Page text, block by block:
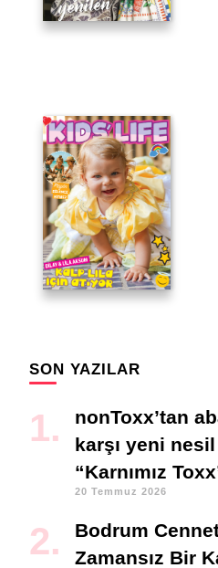
SON YAZILAR
nonToxx’tan
karşı yeni
“Karnımız
20 Temmuz 2026
Bodrum
Zamansız Bir